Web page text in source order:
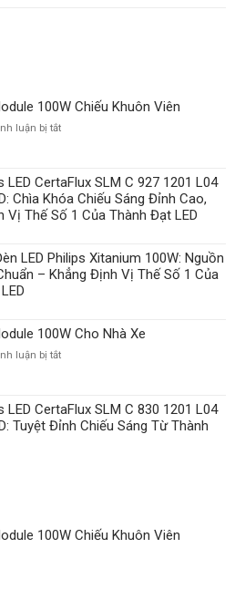
100W Chiếu Khuôn Viên
luận bị tắtở
100W
Chiếu
Khuôn
LED CertaFlux SLM C 927 1201 L04
Chìa Khóa Chiếu Sáng Đỉnh Cao,
Vị Thế Số 1 Của Thành Đạt LED
LED Philips Xitanium 100W: Nguồn
– Khẳng Định Vị Thế Số 1 Của
100W Cho Nhà Xe
luận bị tắtở
100W
Cho
LED CertaFlux SLM C 830 1201 L04
Tuyệt Đỉnh Chiếu Sáng Từ Thành
100W Chiếu Khuôn Viên